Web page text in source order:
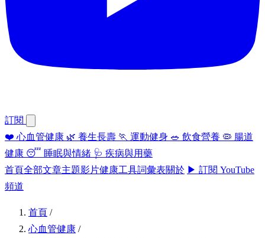
訂閱
❤️ 心血管健康 🌿 養生長壽 🏃 運動健身 🥗 飲食營養 🦠 腸道
健康 😴 睡眠與情緒 🩺 疾病與用藥
首頁全部文章主題影片健康工具詞彙表關於 ▶ 訂閱 YouTube
頻道
首頁 /
心血管健康 /